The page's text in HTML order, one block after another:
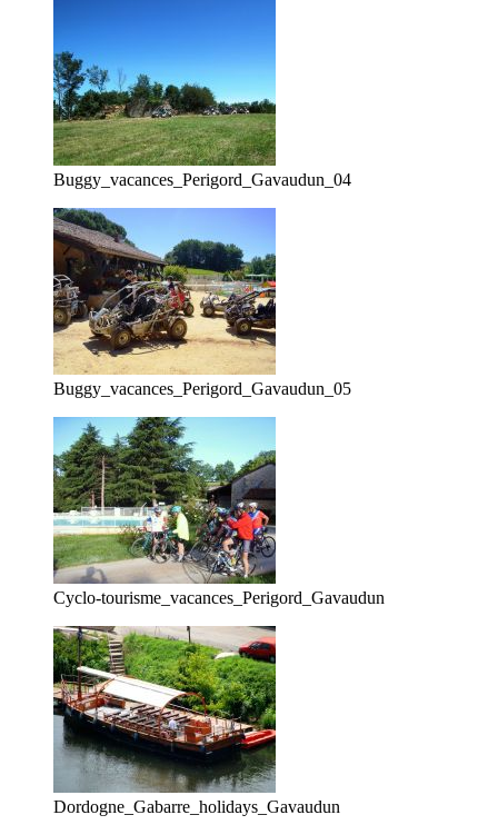
Buggy_vacances_Perigord_Gavaudun_04
Buggy_vacances_Perigord_Gavaudun_05
Cyclo-tourisme_vacances_Perigord_Gavaudun
Dordogne_Gabarre_holidays_Gavaudun